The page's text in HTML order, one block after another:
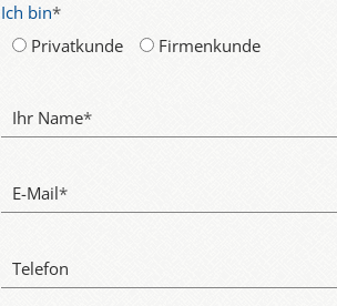
Ich bin*
Privatkunde
Firmenkunde
Ihr Name*
E-Mail*
Telefon